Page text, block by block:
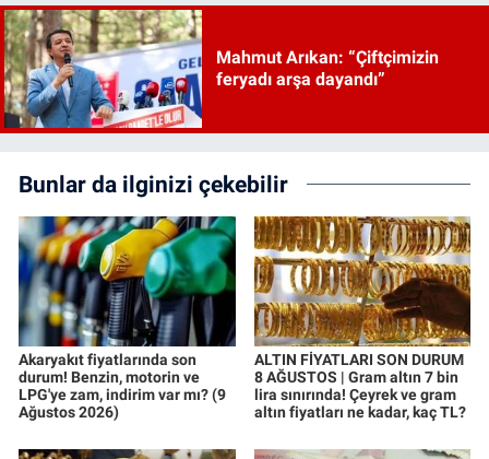
Mahmut Arıkan: “Çiftçimizin
feryadı arşa dayandı”
Bunlar da ilginizi çekebilir
Akaryakıt fiyatlarında son
durum! Benzin, motorin ve
LPG'ye zam, indirim var mı? (9
Ağustos 2026)
ALTIN FİYATLARI SON DURUM
8 AĞUSTOS | Gram altın 7 bin
lira sınırında! Çeyrek ve gram
altın fiyatları ne kadar, kaç TL?